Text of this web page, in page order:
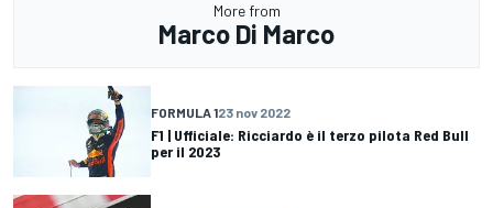
More from
Marco Di Marco
FORMULA 123 nov 2022
F1 | Ufficiale: Ricciardo è il terzo pilota Red Bull
per il 2023